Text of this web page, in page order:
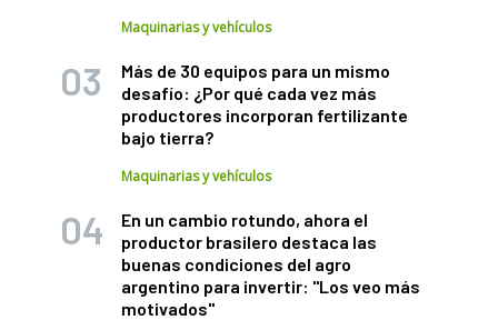
Maquinarias y vehículos
Más de 30 equipos para un mismo
desafío: ¿Por qué cada vez más
productores incorporan fertilizante
bajo tierra?
Maquinarias y vehículos
En un cambio rotundo, ahora el
productor brasilero destaca las
buenas condiciones del agro
argentino para invertir: "Los veo más
motivados"